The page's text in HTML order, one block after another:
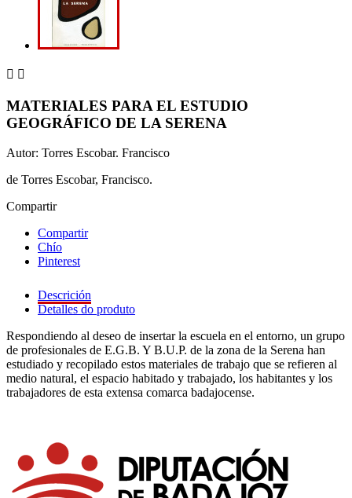
 
MATERIALES PARA EL ESTUDIO
GEOGRÁFICO DE LA SERENA
Autor: Torres Escobar. Francisco
de Torres Escobar, Francisco.
Compartir
Compartir
Chío
Pinterest
Descrición
Detalles do produto
Respondiendo al deseo de insertar la escuela en el entorno, un grupo
de profesionales de E.G.B. Y B.U.P. de la zona de la Serena han
estudiado y recopilado estos materiales de trabajo que se refieren al
medio natural, el espacio habitado y trabajado, los habitantes y los
trabajadores de esta extensa comarca badajocense.